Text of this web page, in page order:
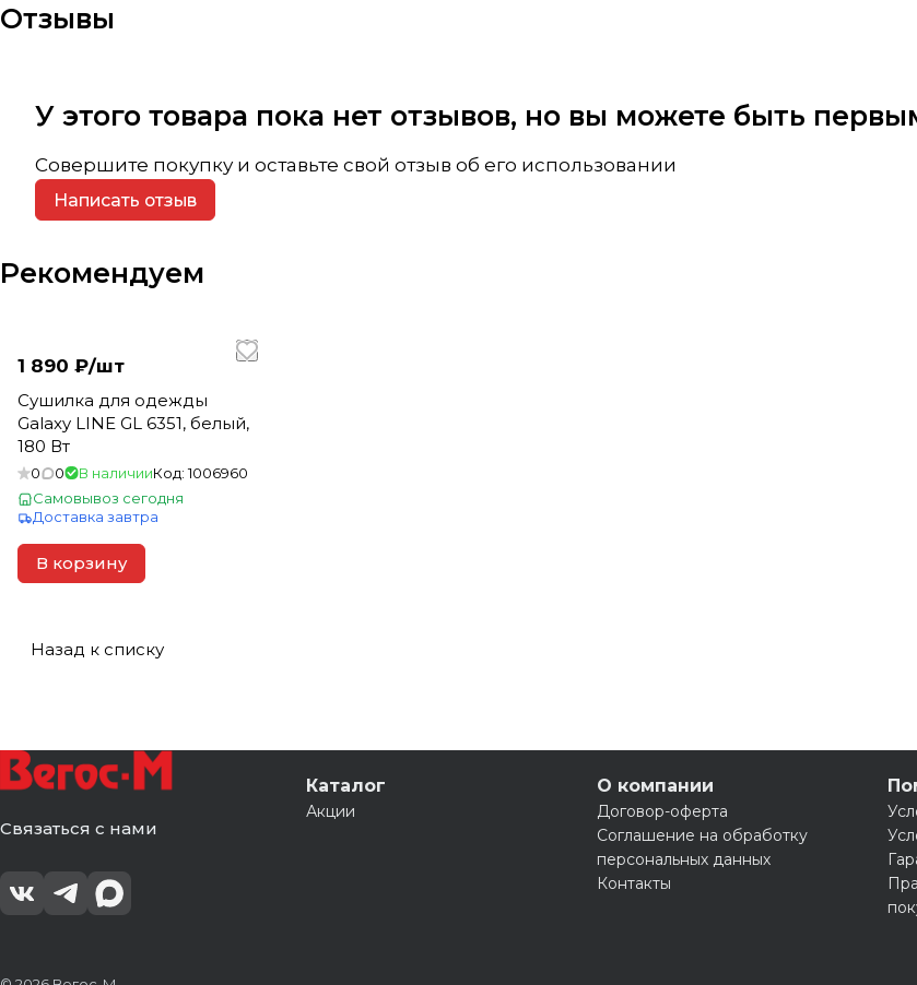
Отзывы
У этого товара пока нет отзывов, но вы можете быть
Совершите покупку и оставьте свой отзыв об его использовании
Написать отзыв
Рекомендуем
1 890 ₽/шт
Сушилка для одежды
Galaxy LINE GL 6351, белый,
180 Вт
0 0 В наличииКод:1006960
Самовывоз сегодня
Доставка завтра
В корзину
Назад к списку
Связаться с нами
Каталог
Акции
О компании
Договор-оферта
Соглашение на обработку
персональных данных
Контакты